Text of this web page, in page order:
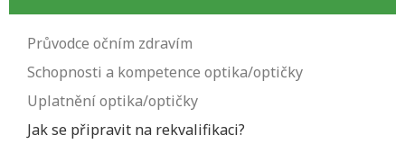
Průvodce očním zdravím
Schopnosti a kompetence optika/optičky
Uplatnění optika/optičky
Jak se připravit na rekvalifikaci?